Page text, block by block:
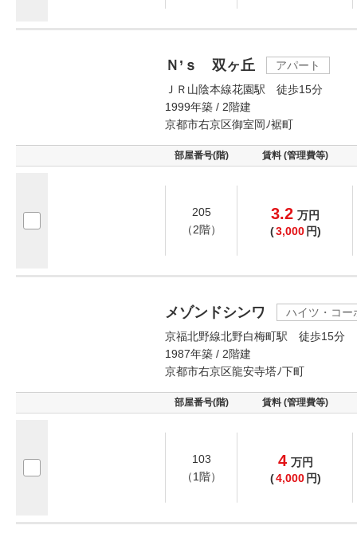
Ｎ’ｓ 双ヶ丘
アパート
ＪＲ山陰本線花園駅 徒歩15分
1999年築 / 2階建
京都市右京区御室岡ﾉ裾町
部屋番号(階) 賃料 (管理費等)
205
（2階）
3.2 万円
(3,000 円)
メゾンドシンワ
ハイツ・コー
京福北野線北野白梅町駅 徒歩15分
1987年築 / 2階建
京都市右京区龍安寺塔ﾉ下町
部屋番号(階) 賃料 (管理費等)
103
（1階）
4 万円
(4,000 円)